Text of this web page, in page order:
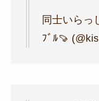
同士いらっ
ﾌﾞﾙ🍠